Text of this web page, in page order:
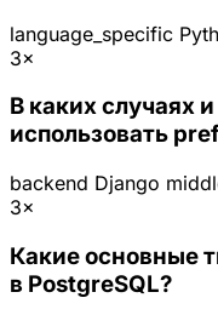
language_specific
3×
В каких случаях
использовать
backend Django
3×
Какие основные
в PostgreSQL?